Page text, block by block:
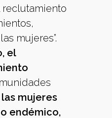
reclutamiento
mujeres”.
el
las mujeres
endémico,